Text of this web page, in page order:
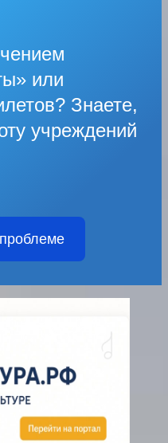
или
Знаете,
учреждений